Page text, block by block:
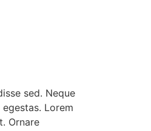
sed. Neque
Lorem
Ornare